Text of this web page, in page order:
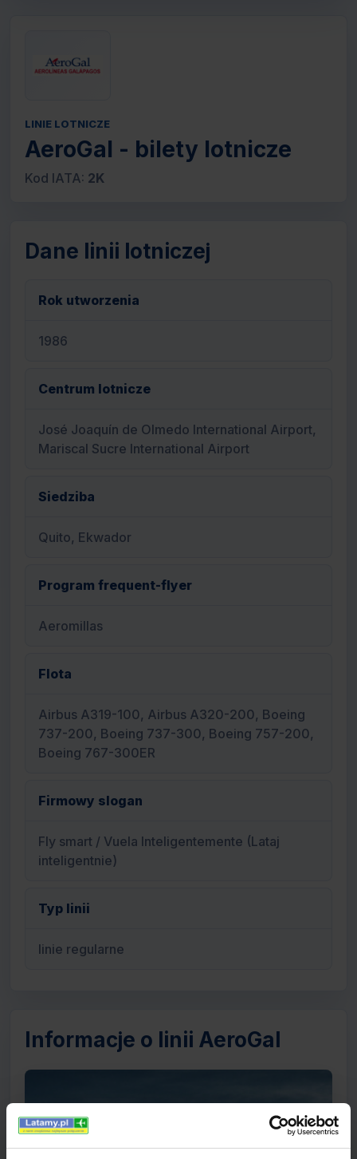
LINIE LOTNICZE
AeroGal - bilety lotnicze
Kod IATA: 2K
Dane linii lotniczej
Rok utworzenia
1986
Centrum lotnicze
José Joaquín de Olmedo International Airport,
Mariscal Sucre International Airport
Siedziba
Quito, Ekwador
Program frequent-flyer
Aeromillas
Flota
Airbus A319-100, Airbus A320-200, Boeing
737-200, Boeing 737-300, Boeing 757-200,
Boeing 767-300ER
Firmowy slogan
Fly smart / Vuela Inteligentemente (Lataj
inteligentnie)
Typ linii
linie regularne
Informacje o linii AeroGal